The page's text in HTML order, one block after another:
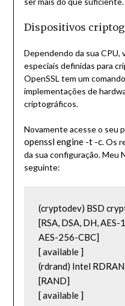
Dispositivos
Dependendo da sua
especiais definidas para
OpenSSL tem um
implementações de
criptográficos.
Novamente acesse o seu
openssl engine -t -c. Os
da sua configuração. Meu
seguinte:
(cryptodev) BSD
[RSA, DSA, DH,
AES-256-CBC]
[ available ]
(rdrand) Intel
[RAND]
[ available ]